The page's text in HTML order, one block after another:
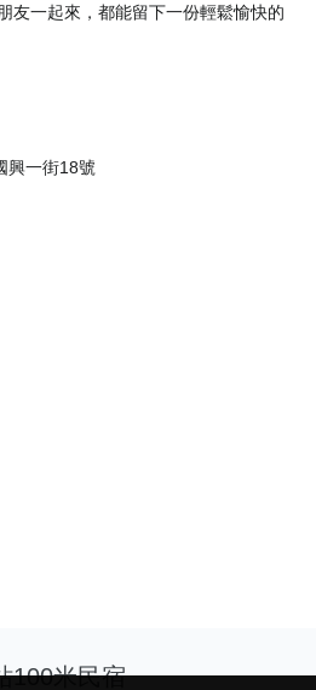
友一起來，都能留下一份輕鬆愉快的
興一街18號
100米民宿